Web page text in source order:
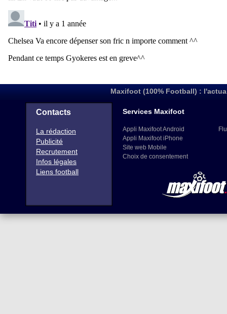
Maxifoot (100% Football) :
Contacts
La rédaction
Publicité
Recrutement
Infos légales
Liens football
Services Maxifoot
Appli Maxifoot Android
Appli Maxifoot iPhone
Site web Mobile
Choix de consentement